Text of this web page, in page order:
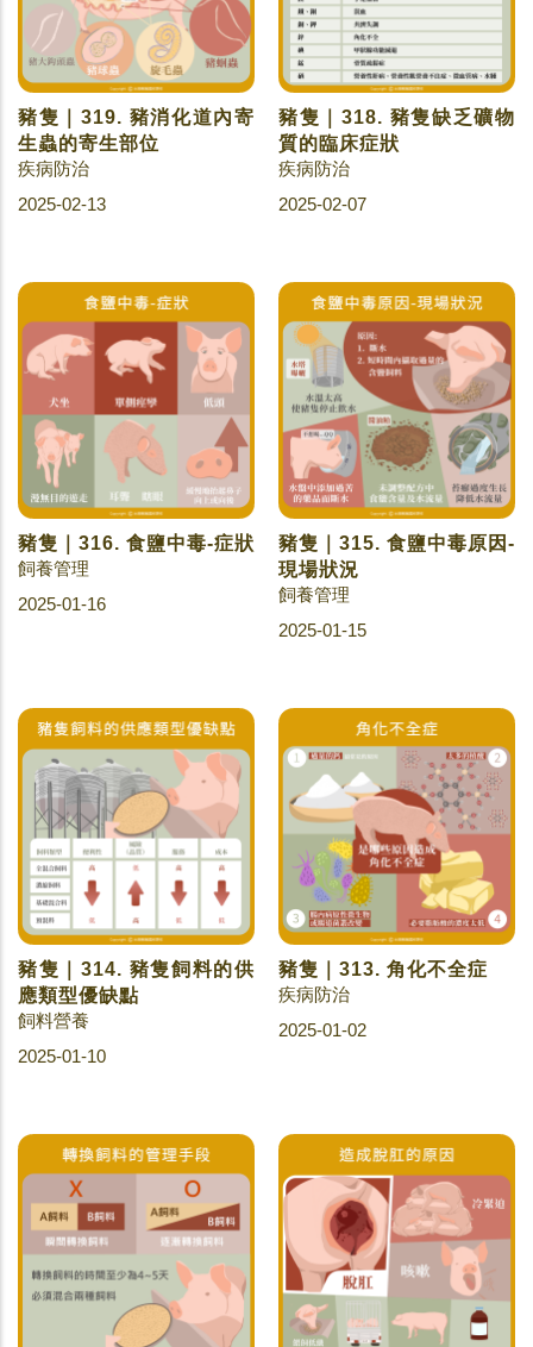
豬隻｜319. 豬消化道內寄
生蟲的寄生部位
疾病防治
2025-02-13
豬隻｜318. 豬隻缺乏礦物
質的臨床症狀
疾病防治
2025-02-07
豬隻｜316. 食鹽中毒-症狀
飼養管理
2025-01-16
豬隻｜315. 食鹽中毒原因-
現場狀況
飼養管理
2025-01-15
豬隻｜314. 豬隻飼料的供
應類型優缺點
飼料營養
2025-01-10
豬隻｜313. 角化不全症
疾病防治
2025-01-02